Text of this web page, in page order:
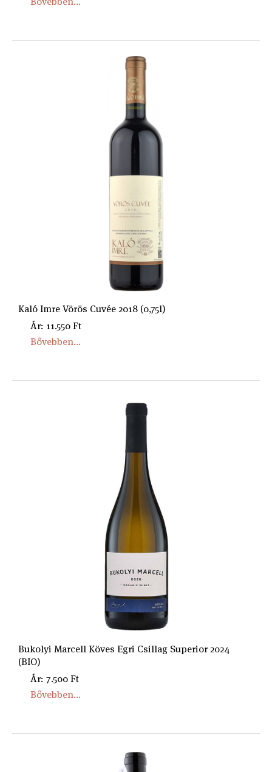
Kaló Imre Vörös Cuvée 2018 (0,75l)
Ár: 11.550 Ft
Bővebben...
Bukolyi Marcell Köves Egri Csillag Superior 2024
(BIO)
Ár: 7.500 Ft
Bővebben...